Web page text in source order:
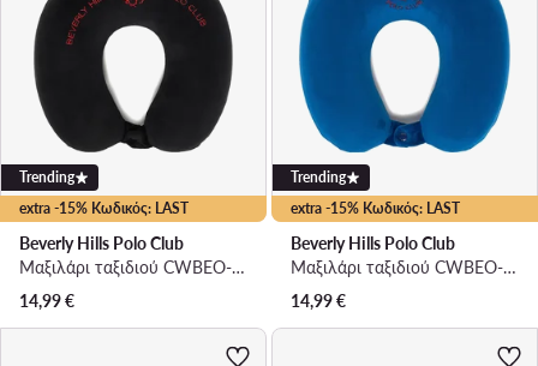
extra -15% Κωδικός: LAST
Trending
Beverly Hills Polo Club
Μαξιλάρι ταξιδιού CWBEO-BHPC-UF-003-SS26 Μαύρο
14,99€
extra -15% Κωδικός: LAST
Trending
Beverly Hills Polo Club
Μαξιλάρι ταξιδιού CWBEO-BHPC-UF-002-SS26 Σκούρο μπλε
14,99€